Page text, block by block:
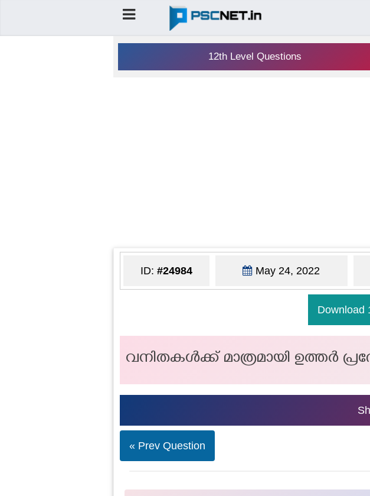
12th Level Questions
ID: #24984 May 24, 2022
Download
വനിതകൾക്ക് മാത്രമായി ഉത്തർ
« Prev Question